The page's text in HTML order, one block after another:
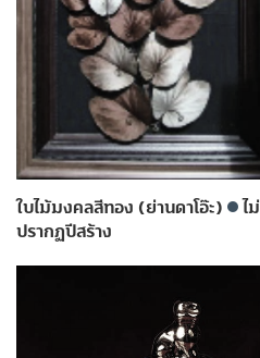
ใบไม้มงคลสีทอง (ย่านดาโอ๊ะ)
ไม่
ปรากฏปีสร้าง